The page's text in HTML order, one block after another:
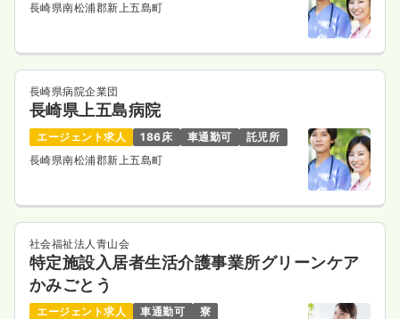
長崎県南松浦郡新上五島町
長崎県病院企業団
長崎県上五島病院
エージェント求人 186床 車通勤可
託児所
長崎県南松浦郡新上五島町
社会福祉法人青山会
特定施設入居者生活介護事業所グリーンケア
かみごとう
エージェント求人 車通勤可
寮